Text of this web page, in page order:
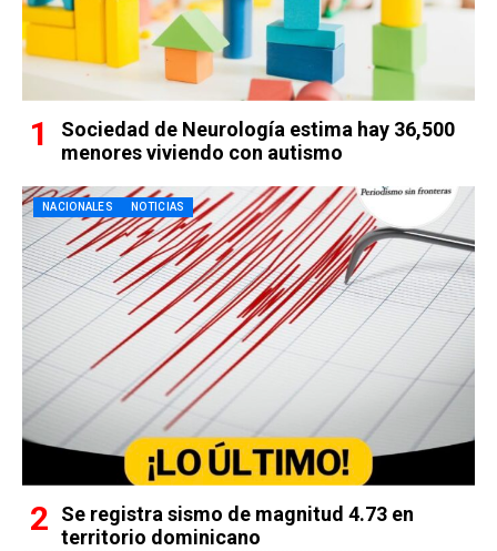
Sociedad de Neurología estima hay 36,500
menores viviendo con autismo
NACIONALES NOTICIAS
Se registra sismo de magnitud 4.73 en
territorio dominicano